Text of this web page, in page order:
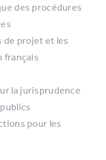
des procédures
de projet et les
français
la jurisprudence
pour les